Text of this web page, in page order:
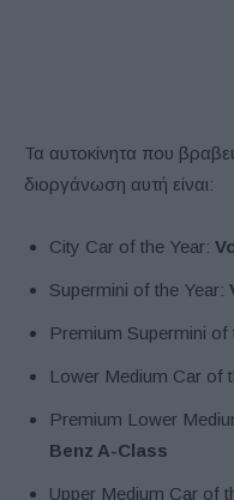
Τα αυτοκίνητα που
διοργάνωση αυτή είναι:
City Car of the Year:
Supermini of the Year:
Premium Supermini of
Lower Medium Car of
Premium Lower
Benz A-Class
Upper Medium Car of